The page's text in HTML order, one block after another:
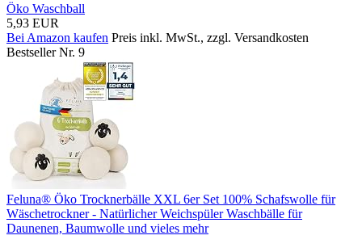
Öko Waschball
5,93 EUR
Bei Amazon kaufen Preis inkl. MwSt., zzgl. Versandkosten
Bestseller Nr. 9
Feluna® Öko Trocknerbälle XXL 6er Set 100% Schafswolle für
Wäschetrockner - Natürlicher Weichspüler Waschbälle für
Daunenen, Baumwolle und vieles mehr